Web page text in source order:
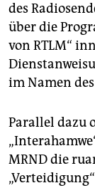
des
über die
von RTLM“
im Namen des
Parallel dazu
MRND die